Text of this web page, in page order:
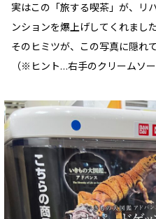
実はこの「旅する喫茶」が、リ
ンションを爆上げしてくれまし
そのヒミツが、この写真に隠れ
（※ヒント…右手のクリームソー